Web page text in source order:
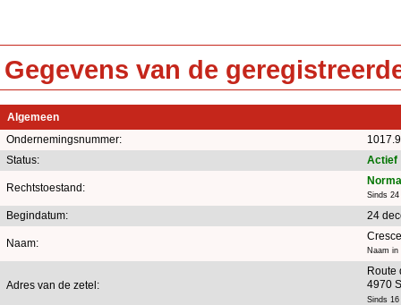
Gegevens van de
Algemeen
Ondernemingsnummer:
Status:
Actief
Rechtstoestand:
Sinds 24
Begindatum: 24
Naam:
Naam in
Adres van de zetel:
Route
4970
Sinds 16